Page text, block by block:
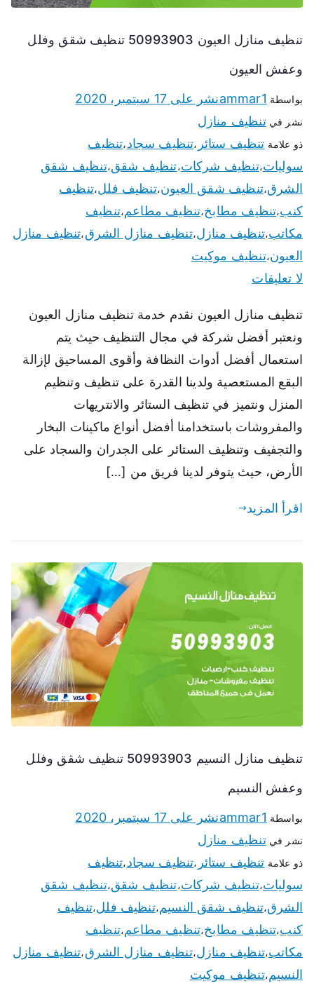
تنظيف منازل العيون 50993903 تنظيف شقق وفلل
وعفش العيون
بواسطة ammar1نشر على 17 سبتمبر، 2020
نشر فيتنظيف منازل
ذو علامة تنظيف ستائر ،تنظيف سجاد،تنظيف
سوليات،تنظيف شركات،تنظيف شقق،تنظيف شقق
الشرق،تنظيف شقق العيون،تنظيف فلل،تنظيف
كنب،تنظيف مطابخ،تنظيف مطاعم،تنظيف
مكاتب،تنظيف منازل،تنظيف منازل الشرق،تنظيف منازل
العيون،تنظيف موكيت
لا تعليقات
تنظيف منازل العيون نقدم خدمة تنظيف منازل العيون
ونعتبر أفضل شركة في مجال التنظيف حيث يتم
استعمال أفضل أدوات النظافة وأقوى المساحيق لإزالة
البقع المستعصية ولدينا القدرة على تنظيف وتنظيم
المنزل ونتميز في تنظيف الستائر والانتريهات
والمفروشات باستخدامنا أفضل أنواع ماكينات البخار
والتجفيف وتنظيف الستائر على الجدران والسجاد على
الأرض، حيث يتوفر لدينا فريق من […]
اقرأ المزيد
تنظيف منازل النسيم 50993903 تنظيف شقق وفلل
وعفش النسيم
بواسطة ammar1نشر على 17 سبتمبر، 2020
نشر فيتنظيف منازل
ذو علامة تنظيف ستائر ،تنظيف سجاد،تنظيف
سوليات،تنظيف شركات،تنظيف شقق،تنظيف شقق
الشرق،تنظيف شقق النسيم،تنظيف فلل،تنظيف
كنب،تنظيف مطابخ،تنظيف مطاعم،تنظيف
مكاتب،تنظيف منازل،تنظيف منازل الشرق،تنظيف منازل
النسيم،تنظيف موكيت